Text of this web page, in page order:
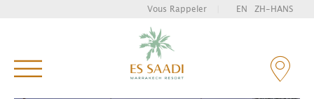
Tapez et appuyez sur entrée pour rechercher
Vous Rappeler EN ZH-HANS